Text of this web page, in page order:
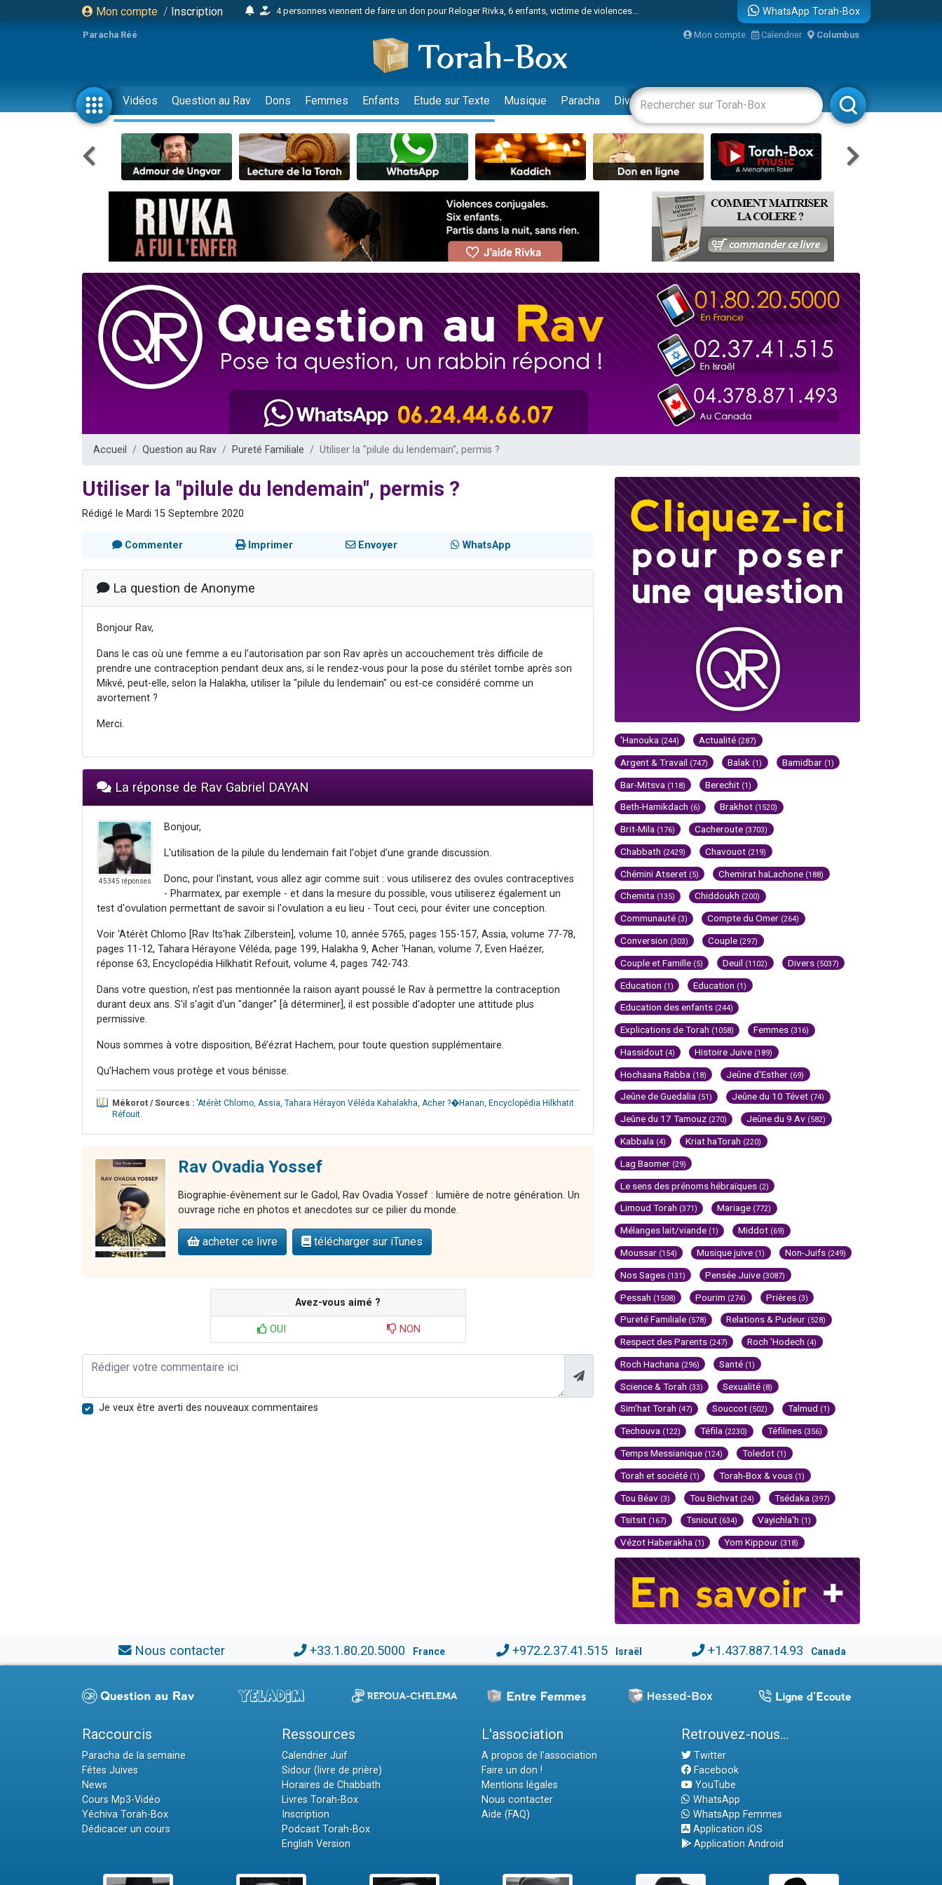
Mon compte / Inscription
4 personnes viennent de faire un don pour Reloger Rivka, 6 enfants, victime de violences...
17 personnes viennent de demander une bénédiction
4 personnes viennent de nous rejoindre sur WhatsApp
Il reste 49 places pour étudier en groupe sur Zoom
23 personnes viennent de faire un don pour Diane, 80 ans, dans un appartement insalubre
Eva vient de donner son Maasser
4 personnes viennent de nous rejoindre sur WhatsApp
3 personnes viennent de nous rejoindre sur WhatsApp
3 personnes viennent de faire un don pour 5 jours de vacances aux Orphelins
Odaya vient de donner son Maasser
2 personnes viennent de nous rejoindre sur WhatsApp
13 personnes viennent de demander une bénédiction
12 nouvelles musiques dans Torah-Box Music
30 personnes viennent de faire un don pour Sauvez la jambe de Yohan
Il reste 49 places pour étudier en groupe sur Zoom
2 personnes viennent de nous rejoindre sur WhatsApp
2 nouvelles musiques dans Torah-Box Music
6 personnes viennent de nous rejoindre sur WhatsApp
WhatsApp Torah-Box
Paracha Réé Mon compte Calendrier Columbus
Vidéos Question au Rav Dons Femmes Enfants Etude sur Texte Musique Paracha Divertissements Livres Rabbanim
Accueil Question au Rav Pureté Familiale Utiliser la "pilule du lendemain", permis ?
Utiliser la "pilule du lendemain", permis ?
Rédigé le Mardi 15 Septembre 2020
Commenter Imprimer Envoyer WhatsApp
La question de Anonyme
Bonjour Rav,
Dans le cas où une femme a eu l'autorisation par son Rav après un accouchement très difficile de
prendre une contraception pendant deux ans, si le rendez-vous pour la pose du stérilet tombe après son
Mikvé, peut-elle, selon la Halakha, utiliser la "pilule du lendemain" ou est-ce considéré comme un
avortement ?
Merci.
La réponse de Rav Gabriel DAYAN
45345 réponses
Bonjour,
L'utilisation de la pilule du lendemain fait l'objet d'une grande discussion.
Donc, pour l'instant, vous allez agir comme suit : vous utiliserez des ovules contraceptives
- Pharmatex, par exemple - et dans la mesure du possible, vous utiliserez également un
test d'ovulation permettant de savoir si l'ovulation a eu lieu - Tout ceci, pour éviter une conception.
Voir 'Atérèt Chlomo [Rav Its'hak Zilberstein], volume 10, année 5765, pages 155-157, Assia, volume 77-78,
pages 11-12, Tahara Hérayone Véléda, page 199, Halakha 9, Acher 'Hanan, volume 7, Even Haézer,
réponse 63, Encyclopédia Hilkhatit Refouit, volume 4, pages 742-743.
Dans votre question, n'est pas mentionnée la raison ayant poussé le Rav à permettre la contraception
durant deux ans. S'il s'agit d'un "danger" [à déterminer], il est possible d'adopter une attitude plus
permissive.
Nous sommes à votre disposition, Bé’ézrat Hachem, pour toute question supplémentaire.
Qu’Hachem vous protège et vous bénisse.
Mékorot / Sources : 'Atérèt Chlomo Assia Tahara Hérayon Véléda Kahalakha Acher ?�Hanan Encyclopédia Hilkhatit
Réfouit
Rav Ovadia Yossef
Biographie-évènement sur le Gadol, Rav Ovadia Yossef : lumière de notre génération. Un
ouvrage riche en photos et anecdotes sur ce pilier du monde.
acheter ce livre télécharger sur iTunes
Avez-vous aimé ?
OUI NON
Je veux être averti des nouveaux commentaires
'Hanouka (244) Actualité (287)
Argent & Travail (747) Balak (1) Bamidbar (1)
Bar-Mitsva (118) Berechit (1)
Beth-Hamikdach (6) Brakhot (1520)
Brit-Mila (176) Cacheroute (3703)
Chabbath (2429) Chavouot (219)
Chémini Atseret (5) Chemirat haLachone (188)
Chemita (135) Chiddoukh (200)
Communauté (3) Compte du Omer (264)
Conversion (303) Couple (297)
Couple et Famille (5) Deuil (1102) Divers (5037)
Education (1) Education (1)
Education des enfants (244)
Explications de Torah (1058) Femmes (316)
Hassidout (4) Histoire Juive (189)
Hochaana Rabba (18) Jeûne d'Esther (69)
Jeûne de Guedalia (51) Jeûne du 10 Tévet (74)
Jeûne du 17 Tamouz (270) Jeûne du 9 Av (582)
Kabbala (4) Kriat haTorah (220)
Lag Baomer (29)
Le sens des prénoms hébraïques (2)
Limoud Torah (371) Mariage (772)
Mélanges lait/viande (1) Middot (69)
Moussar (154) Musique juive (1) Non-Juifs (249)
Nos Sages (131) Pensée Juive (3087)
Pessah (1508) Pourim (274) Prières (3)
Pureté Familiale (578) Relations & Pudeur (528)
Respect des Parents (247) Roch 'Hodech (4)
Roch Hachana (296) Santé (1)
Science & Torah (33) Sexualité (8)
Sim'hat Torah (47) Souccot (502) Talmud (1)
Techouva (122) Téfila (2230) Téfilines (356)
Temps Messianique (124) Toledot (1)
Torah et société (1) Torah-Box & vous (1)
Tou Béav (3) Tou Bichvat (24) Tsédaka (397)
Tsitsit (167) Tsniout (634) Vayichla'h (1)
Vézot Haberakha (1) Yom Kippour (318)
Nous contacter +33.1.80.20.5000 France +972.2.37.41.515 Israël +1.437.887.14.93 Canada
Raccourcis
Paracha de la semaine
Fêtes Juives
News
Cours Mp3-Vidéo
Yéchiva Torah-Box
Dédicacer un cours
Ressources
Calendrier Juif
Sidour (livre de prière)
Horaires de Chabbath
Livres Torah-Box
Inscription
Podcast Torah-Box
English Version
L'association
A propos de l'association
Faire un don !
Mentions légales
Nous contacter
Aide (FAQ)
Retrouvez-nous...
Twitter
Facebook
YouTube
WhatsApp
WhatsApp Femmes
Application iOS
Application Android